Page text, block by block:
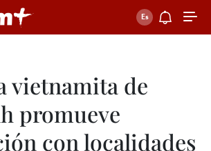
vietnamita de
promueve
con localidades